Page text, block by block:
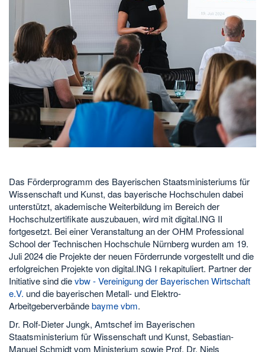
Das Förderprogramm des Bayerischen Staatsministeriums für
Wissenschaft und Kunst, das bayerische Hochschulen dabei
unterstützt, akademische Weiterbildung im Bereich der
Hochschulzertifikate auszubauen, wird mit digital.ING II
fortgesetzt. Bei einer Veranstaltung an der OHM Professional
School der Technischen Hochschule Nürnberg wurden am 19.
Juli 2024 die Projekte der neuen Förderrunde vorgestellt und die
erfolgreichen Projekte von digital.ING I rekapituliert. Partner der
Initiative sind dievbw - Vereinigung der Bayerischen Wirtschaft
e.V. und die bayerischen Metall- und Elektro-
Arbeitgeberverbändebayme vbm.
Dr. Rolf-Dieter Jungk, Amtschef im Bayerischen
Staatsministerium für Wissenschaft und Kunst, Sebastian-
Manuel Schmidt vom Ministerium sowie Prof. Dr. Niels